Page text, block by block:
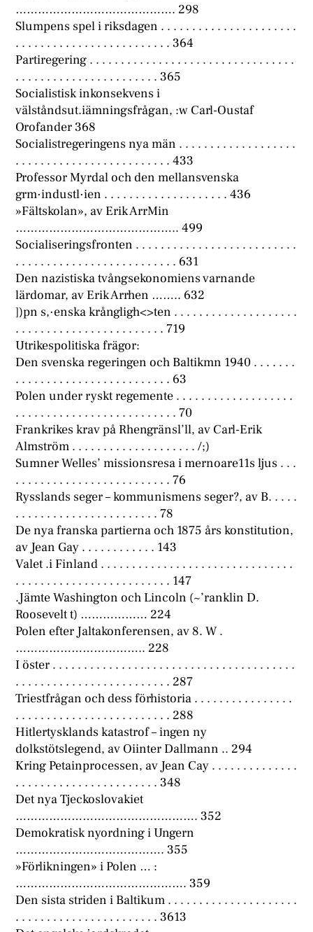
……………………………………. 298
Slumpens spel i riksdagen . . . . . . . . . . . . . . . . . . . . . .
. . . . . . . . . . . . . . . . . . . . . . . . . 364
Partiregering . . . . . . . . . . . . . . . . . . . . . . . . . . . . . . . . .
. . . . . . . . . . . . . . . . . . . . . . . 365
Socialistisk inkonsekvens i
välståndsut.iämningsfrågan, :w Carl-Oustaf
Orofander 368
Socialistregeringens nya män . . . . . . . . . . . . . . . . . . .
. . . . . . . . . . . . . . . . . . . . . . . . . 433
Professor Myrdal och den mellansvenska
grm·industl·ien . . . . . . . . . . . . . . . . . . . . 436
»Fältskolan», av Erik ArrMin
…………………………………….. 499
Socialiseringsfronten . . . . . . . . . . . . . . . . . . . . . . . . . .
. . . . . . . . . . . . . . . . . . . . . . . . . . 631
Den nazistiska tvångsekonomiens varnande
lärdomar, av Erik Arrhen …….. 632
])pn s,·enska krångligh<>ten . . . . . . . . . . . . . . . . . . . .
. . . . . . . . . . . . . . . . . . . . . . . . 719
Utrikespolitiska frägor:
Den svenska regeringen och Baltikmn 1940 . . . . . . .
. . . . . . . . . . . . . . . . . . . . . . . . . 63
Polen under ryskt regemente . . . . . . . . . . . . . . . . . . .
. . . . . . . . . . . . . . . . . . . . . . . . . . 70
Frankrikes krav på Rhengränsl’ll, av Carl-Erik
Almström . . . . . . . . . . . . . . . . . . . . /;)
Sumner Welles’ missionsresa i mernoare11s ljus . . .
. . . . . . . . . . . . . . . . . . . . . . . . . 76
Rysslands seger – kommunismens seger?, av B. . . . .
. . . . . . . . . . . . . . . . . . . . . . . 78
De nya franska partierna och 1875 års konstitution,
av Jean Gay . . . . . . . . . . . . 143
Valet .i Finland . . . . . . . . . . . . . . . . . . . . . . . . . . . . . . .
. . . . . . . . . . . . . . . . . . . . . . . . . 147
.Jämte Washington och Lincoln (~’ranklin D.
Roosevelt t) ……………… 224
Polen efter Jaltakonferensen, av 8. W .
…………………………….. 228
I öster . . . . . . . . . . . . . . . . . . . . . . . . . . . . . . . . . . . . . . .
. . . . . . . . . . . . . . . . . . . . . . . . . 287
Triestfrågan och dess förhistoria . . . . . . . . . . . . . . . .
. . . . . . . . . . . . . . . . . . . . . . . . . 288
Hitlertysklands katastrof – ingen ny
dolkstötslegend, av Oiinter Dallmann .. 294
Kring Petainprocessen, av Jean Cay . . . . . . . . . . . . . .
. . . . . . . . . . . . . . . . . . . . . . . 348
Det nya Tjeckoslovakiet
…………………………………………. 352
Demokratisk nyordning i Ungern
…………………………………. 355
»Förlikningen» i Polen … :
………………………………………. 359
Den sista striden i Baltikum . . . . . . . . . . . . . . . . . . . . .
. . . . . . . . . . . . . . . . . . . . . . . 3613